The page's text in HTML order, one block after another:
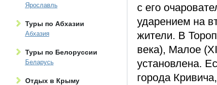
Ярославль
Туры по Абхазии
Абхазия
Туры по Белоруссии
Беларусь
Отдых в Крыму
с его
ударением на
жители. В
века), Малое
установлена.
города